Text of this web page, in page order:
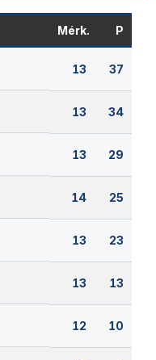
Mérk. P
13 37
13 34
13 29
14 25
13 23
13 13
12 10